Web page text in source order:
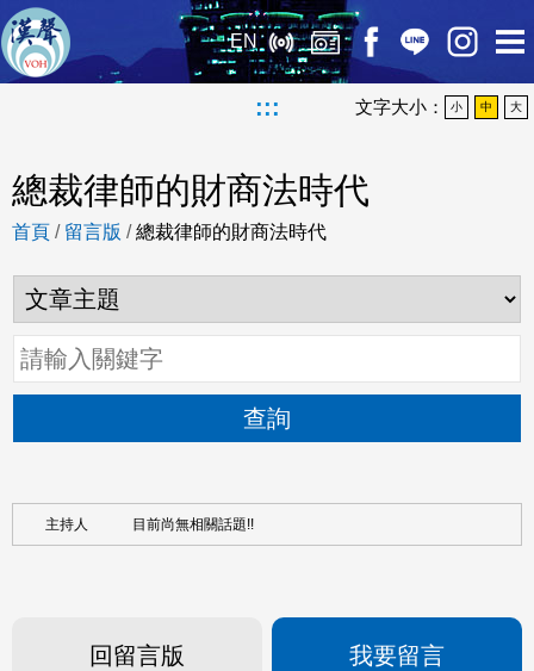
EN
::: 文字大小： 小 中 大
總裁律師的財商法時代
首頁 / 留言版 /總裁律師的財商法時代
查詢
目前尚無相關話題!!
回留言版 我要留言